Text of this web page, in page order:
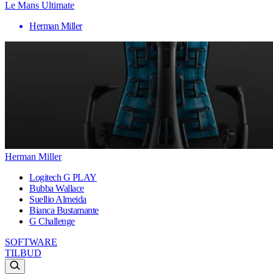
Le Mans Ultimate
Herman Miller
Herman Miller
Logitech G PLAY
Bubba Wallace
Suellio Almeida
Bianca Bustamante
G Challenge
SOFTWARE
TILBUD